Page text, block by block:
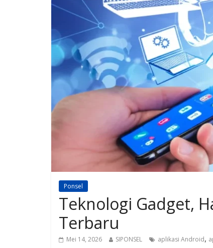
Ponsel
Teknologi Gadget,
Terbaru
Mei 14, 2026 SIPONSEL aplikasi Android,